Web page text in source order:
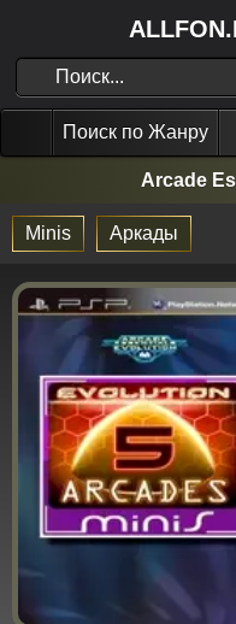
Поиск по Жанру
Arcade
Minis Аркады